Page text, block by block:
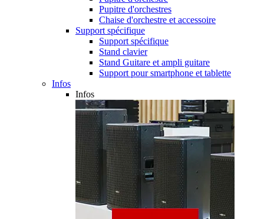
Pupitre d'orchestres
Chaise d'orchestre et accessoire
Support spécifique
Support spécifique
Stand clavier
Stand Guitare et ampli guitare
Support pour smartphone et tablette
Infos
Infos